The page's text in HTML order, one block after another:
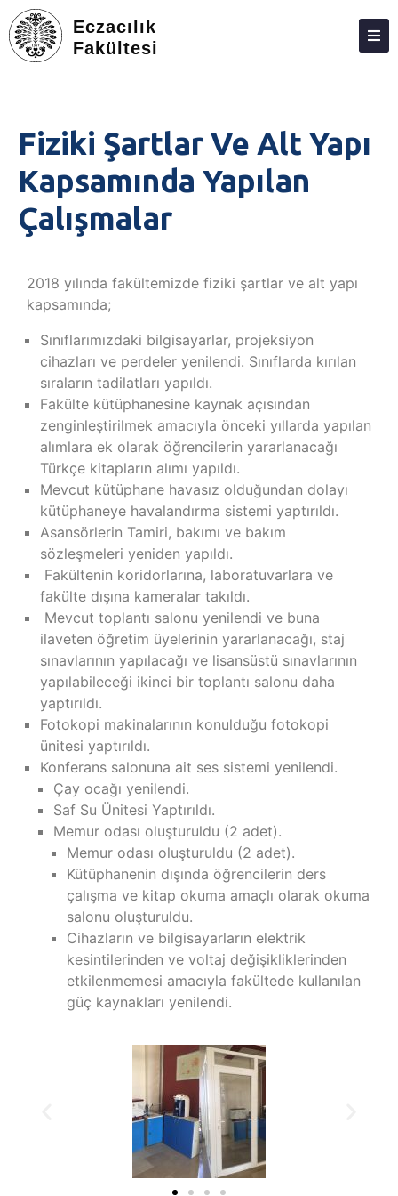
Eczacılık
Fakültesi
EĞITIM
ARAŞTIRMA
TOPLUMA KATKI
ÖDÜLLER
İLETIŞIM
Fiziki Şartlar Ve Alt Yapı
Kapsamında Yapılan
Çalışmalar
2018 yılında fakültemizde fiziki şartlar ve alt yapı
kapsamında;
Sınıflarımızdaki bilgisayarlar, projeksiyon
cihazları ve perdeler yenilendi. Sınıflarda kırılan
sıraların tadilatları yapıldı.
Fakülte kütüphanesine kaynak açısından
zenginleştirilmek amacıyla önceki yıllarda yapılan
alımlara ek olarak öğrencilerin yararlanacağı
Türkçe kitapların alımı yapıldı.
Mevcut kütüphane havasız olduğundan dolayı
kütüphaneye havalandırma sistemi yaptırıldı.
Asansörlerin Tamiri, bakımı ve bakım
sözleşmeleri yeniden yapıldı.
Fakültenin koridorlarına, laboratuvarlara ve
fakülte dışına kameralar takıldı.
Mevcut toplantı salonu yenilendi ve buna
ilaveten öğretim üyelerinin yararlanacağı, staj
sınavlarının yapılacağı ve lisansüstü sınavlarının
yapılabileceği ikinci bir toplantı salonu daha
yaptırıldı.
Fotokopi makinalarının konulduğu fotokopi
ünitesi yaptırıldı.
Konferans salonuna ait ses sistemi yenilendi.
Çay ocağı yenilendi.
Saf Su Ünitesi Yaptırıldı.
Memur odası oluşturuldu (2 adet).
Memur odası oluşturuldu (2 adet).
Kütüphanenin dışında öğrencilerin ders
çalışma ve kitap okuma amaçlı olarak okuma
salonu oluşturuldu.
Cihazların ve bilgisayarların elektrik
kesintilerinden ve voltaj değişikliklerinden
etkilenmemesi amacıyla fakültede kullanılan
güç kaynakları yenilendi.